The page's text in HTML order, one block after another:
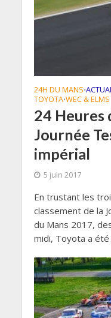
24H DU MANS•
TOYOTA•WEC & ELMS
24 Heures
Journée
impérial
5 juin 2017
En trustant les
classement de la
du Mans 2017,
midi, Toyota a été